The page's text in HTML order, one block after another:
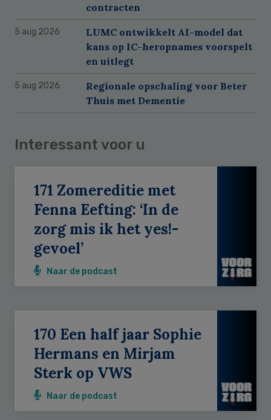
contracten
5 aug 2026
LUMC ontwikkelt AI-model dat
kans op IC-heropnames voorspelt
en uitlegt
5 aug 2026
Regionale opschaling voor Beter
Thuis met Dementie
Interessant voor u
171 Zomereditie met
Fenna Eefting: ‘In de
zorg mis ik het yes!-
gevoel’
Naar de podcast
170 Een half jaar Sophie
Hermans en Mirjam
Sterk op VWS
Naar de podcast